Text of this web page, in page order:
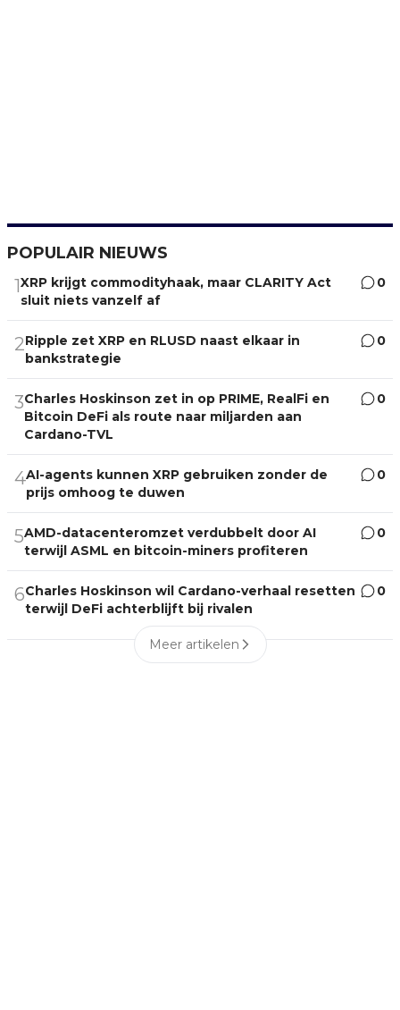
POPULAIR NIEUWS
1XRP krijgt commodityhaak, maar CLARITY Act
sluit niets vanzelf af
0
2Ripple zet XRP en RLUSD naast elkaar in
bankstrategie
0
3Charles Hoskinson zet in op PRIME, RealFi en
Bitcoin DeFi als route naar miljarden aan
Cardano-TVL
0
4AI-agents kunnen XRP gebruiken zonder de
prijs omhoog te duwen
0
5AMD-datacenteromzet verdubbelt door AI
terwijl ASML en bitcoin-miners profiteren
0
6Charles Hoskinson wil Cardano-verhaal resetten
terwijl DeFi achterblijft bij rivalen
0
Meer artikelen